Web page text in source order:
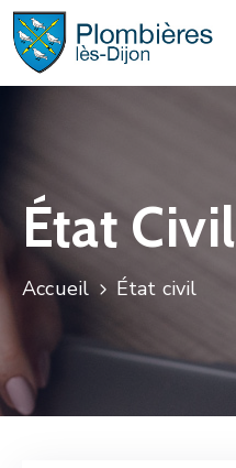
Que
Faire
Infos
Actus
État Civil
Accueil État civil